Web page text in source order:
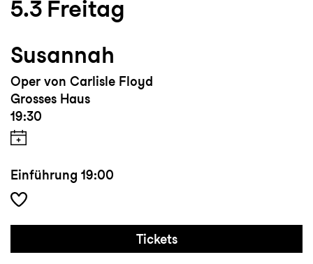
5.3 Freitag
Susannah
Oper von Carlisle Floyd
Grosses Haus
19:30
Einführung 19:00
Tickets